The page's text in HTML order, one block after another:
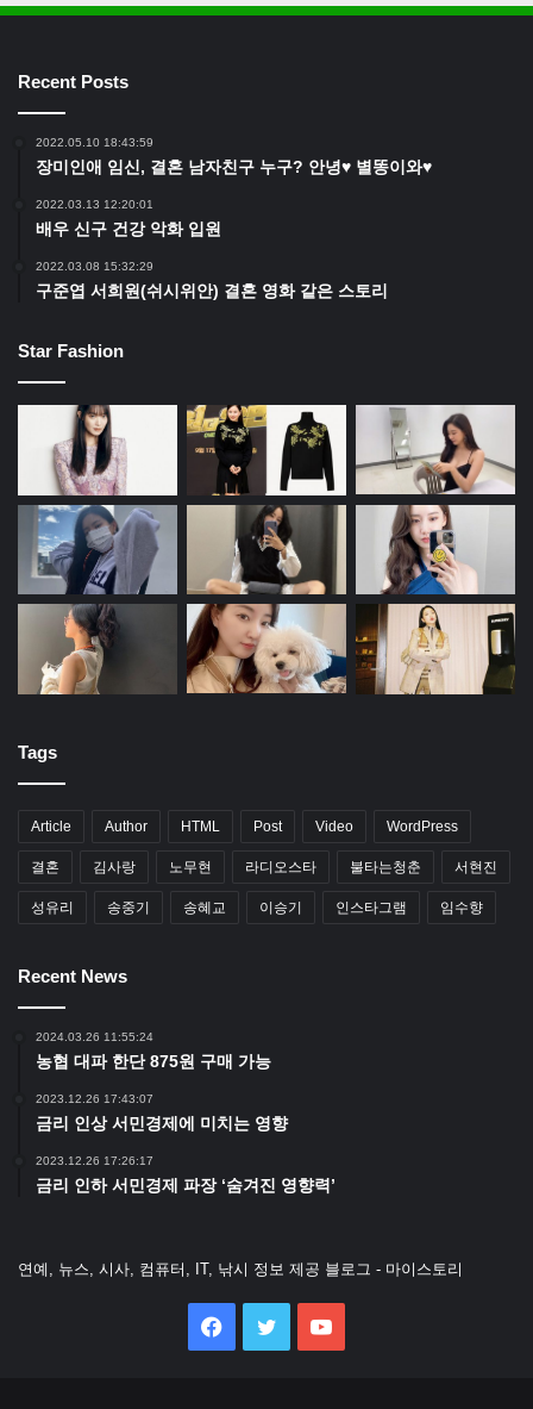
Recent Posts
2022.05.10 18:43:59
장미인애 임신, 결혼 남자친구 누구? 안녕♥ 별똥이와♥
2022.03.13 12:20:01
배우 신구 건강 악화 입원
2022.03.08 15:32:29
구준엽 서희원(쉬시위안) 결혼 영화 같은 스토리
Star Fashion
Tags
Article Author HTML Post Video WordPress
결혼 김사랑 노무현 라디오스타 불타는청춘 서현진
성유리 송중기 송혜교 이승기 인스타그램 임수향
Recent News
2024.03.26 11:55:24
농협 대파 한단 875원 구매 가능
2023.12.26 17:43:07
금리 인상 서민경제에 미치는 영향
2023.12.26 17:26:17
금리 인하 서민경제 파장 ‘숨겨진 영향력’
연예, 뉴스, 시사, 컴퓨터, IT, 낚시 정보 제공 블로그 - 마이스토리
Facebook
Twitter